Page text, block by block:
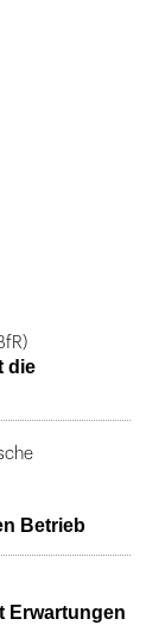
die
Betrieb
Erwartungen